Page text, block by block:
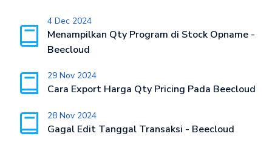
4 Dec 2024
Menampilkan Qty Program di Stock Opname -
Beecloud
29 Nov 2024
Cara Export Harga Qty Pricing Pada Beecloud
28 Nov 2024
Gagal Edit Tanggal Transaksi - Beecloud